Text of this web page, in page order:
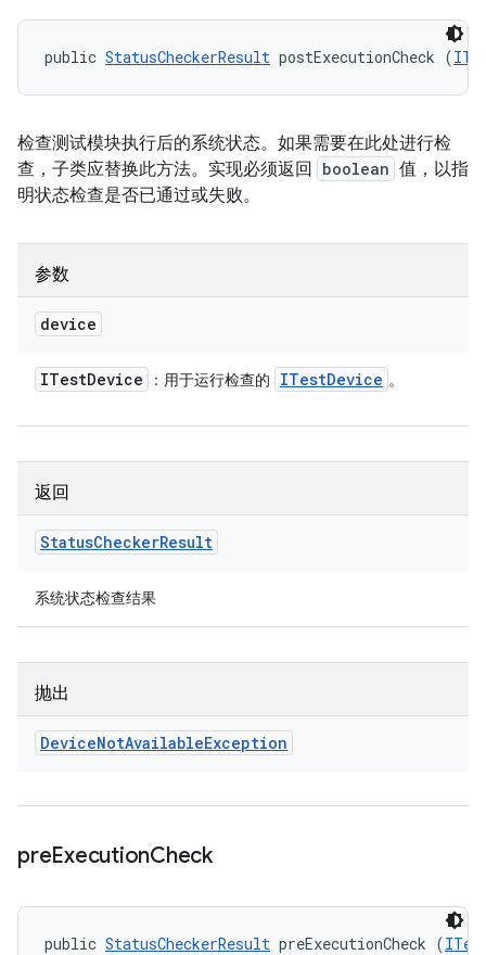
public StatusCheckerResult postExecutionCheck (
检查测试模块执行后的系统状态。如果需要在此处进行检
查，子类应替换此方法。实现必须返回
boolean 值，以指
明状态检查是否已通过或失败。
参数
device
ITestDevice ：用于运行检查的 ITestDevice 。
返回
StatusCheckerResult
系统状态检查结果
抛出
DeviceNotAvailableException
preExecutionCheck
public StatusCheckerResult preExecutionCheck (